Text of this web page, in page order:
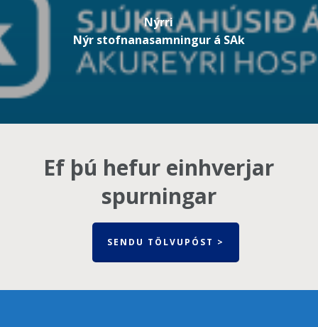
Nýrri
Nýr stofnanasamningur á SAk
Ef þú hefur einhverjar
spurningar
SENDU TÖLVUPÓST >